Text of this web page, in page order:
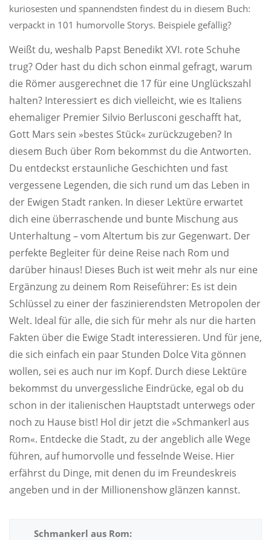
kuriosesten und spannendsten findest du in diesem Buch:
verpackt in 101 humorvolle Storys. Beispiele gefällig?
Weißt du, weshalb Papst Benedikt XVI. rote Schuhe
trug? Oder hast du dich schon einmal gefragt, warum
die Römer ausgerechnet die 17 für eine Unglückszahl
halten? Interessiert es dich vielleicht, wie es Italiens
ehemaliger Premier Silvio Berlusconi geschafft hat,
Gott Mars sein »bestes Stück« zurückzugeben? In
diesem Buch über Rom bekommst du die Antworten.
Du entdeckst erstaunliche Geschichten und fast
vergessene Legenden, die sich rund um das Leben in
der Ewigen Stadt ranken. In dieser Lektüre erwartet
dich eine überraschende und bunte Mischung aus
Unterhaltung – vom Altertum bis zur Gegenwart. Der
perfekte Begleiter für deine Reise nach Rom und
darüber hinaus! Dieses Buch ist weit mehr als nur eine
Ergänzung zu deinem Rom Reiseführer: Es ist dein
Schlüssel zu einer der faszinierendsten Metropolen der
Welt. Ideal für alle, die sich für mehr als nur die harten
Fakten über die Ewige Stadt interessieren. Und für jene,
die sich einfach ein paar Stunden Dolce Vita gönnen
wollen, sei es auch nur im Kopf. Durch diese Lektüre
bekommst du unvergessliche Eindrücke, egal ob du
schon in der italienischen Hauptstadt unterwegs oder
noch zu Hause bist! Hol dir jetzt die »Schmankerl aus
Rom«. Entdecke die Stadt, zu der angeblich alle Wege
führen, auf humorvolle und fesselnde Weise. Hier
erfährst du Dinge, mit denen du im Freundeskreis
angeben und in der Millionenshow glänzen kannst.
Schmankerl aus Rom: